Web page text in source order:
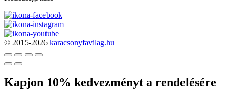
© 2015-2026 karacsonyfavilag.hu
Kapjon 10% kedvezményt a rendelésére